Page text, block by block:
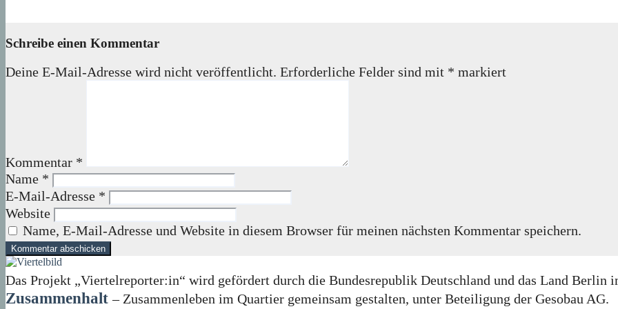
Schreibe einen Kommentar
Deine E-Mail-Adresse wird nicht veröffentlicht. Erforderliche Felder sind mit * markiert
Kommentar *
Name *
E-Mail-Adresse *
Website
Name, E-Mail-Adresse und Website in diesem Browser für meinen nächsten Kommentar speichern.
Das Projekt „Viertelreporter:in“ wird gefördert durch die Bundesrepublik Deutschland und das Land Berlin
Zusammenhalt – Zusammenleben im Quartier gemeinsam gestalten, unter Beteiligung der Gesobau AG.